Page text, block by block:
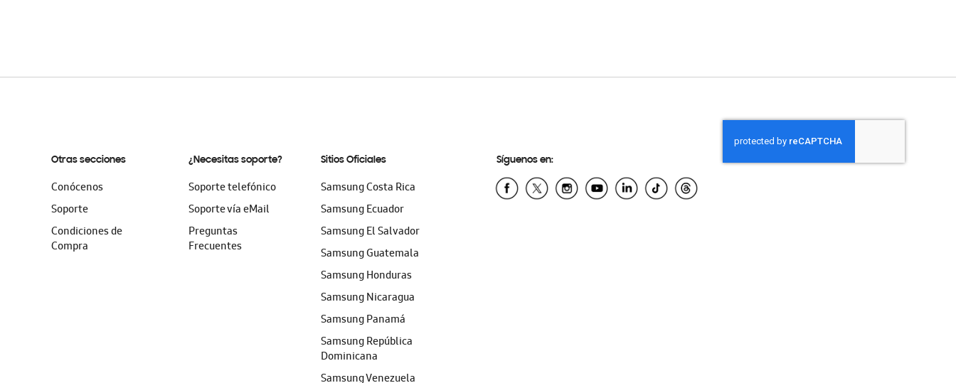
Otras secciones
Conócenos
Soporte
Condiciones de
Compra
¿Necesitas soporte?
Soporte telefónico
Soporte vía eMail
Preguntas
Frecuentes
Sitios Oficiales
Samsung Costa Rica
Samsung Ecuador
Samsung El Salvador
Samsung Guatemala
Samsung Honduras
Samsung Nicaragua
Samsung Panamá
Samsung República
Dominicana
Samsung Venezuela
Síguenos en: